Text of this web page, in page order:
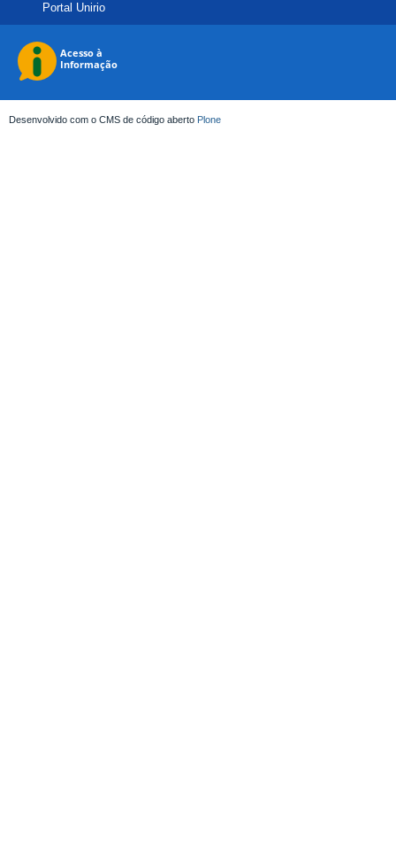
Portal Unirio
Desenvolvido com o CMS de código aberto Plone